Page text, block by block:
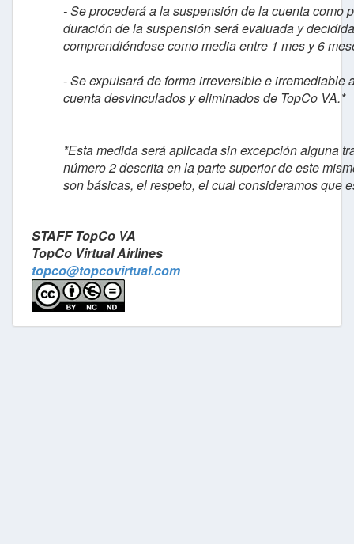
- Se procederá a la suspensión de la cuenta como
duración de la suspensión será evaluada y
comprendiéndose como media entre 1 mes y 6
- Se expulsará de forma irreversible e irremediable
cuenta desvinculados y eliminados de TopCo VA.*
*Esta medida será aplicada sin excepción alguna
número 2 descrita en la parte superior de este
son básicas, el respeto, el cual consideramos que
STAFF TopCo VA
TopCo Virtual Airlines
topco@topcovirtual.com